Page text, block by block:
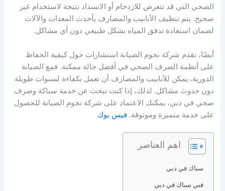
الصحي التي قد تتعرض للازدحام أو الانسداد نتيجة لاستخدام غير
صحيح. يتم تنظيف الأنابيب والمصارف بأحدث المعدات والآلات
لضمان استعادة تدفق المياه بشكل طبيعي دون أي مشاكل.
أيضًا، تقدم شركة نجوم الصيانة استشارات حول كيفية الحفاظ
على أنظمة الصرف الصحي في أفضل حالة ممكنة. فمع الصيانة
الدورية، يمكن للأنابيب والمصارف أن تعمل بكفاءة لسنوات طويلة
دون حدوث مشاكل. لذلك، إذا كنت تبحث عن خدمة سباكة وصرف
صحي في دبي، يمكنك الاعتماد على شركة نجوم الصيانة للحصول
على خدمة متميزة وموثوقة. فيس بوك
اهم العناصر
سباك في دبي
فني سباك في دبي